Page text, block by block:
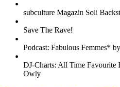
subculture Magazin Soli
Save The Rave!
Podcast: Fabulous Femmes*
DJ-Charts: All Time Favourite
Owly